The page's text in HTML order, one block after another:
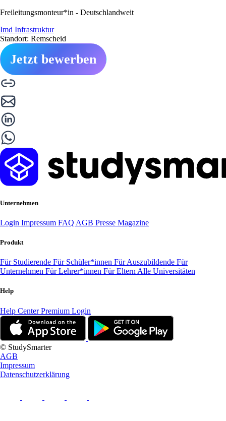
Freileitungsmonteur*in - Deutschlandweit
Imd Infrastruktur
Standort: Remscheid
Jetzt bewerben
Unternehmen
Login Impressum FAQ AGB Presse Magazine
Produkt
Für Studierende Für Schüler*innen Für Auszubildende Für
Unternehmen Für Lehrer*innen Für Eltern Alle Universitäten
Help
Help CenterPremium Login
© StudySmarter
AGB
Impressum
Datenschutzerklärung